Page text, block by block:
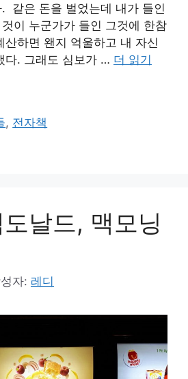
같은 돈을 벌었는데 내가 들인
이 누군가가 들인 그것에 한참
산하면 왠지 억울하고 내 자신
다. 그래도 심보가 … 더 읽기
, 전자책
날드, 맥모닝
자: 레디